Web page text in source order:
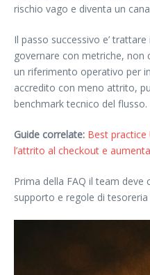
rischio vago e diventa un
Il passo successivo e’
governare con metriche, non
un riferimento operativo per
accredito con meno attrito,
benchmark tecnico del flusso.
Guide correlate: Best practice
l’attrito al checkout e
Prima della FAQ il team
supporto e regole di